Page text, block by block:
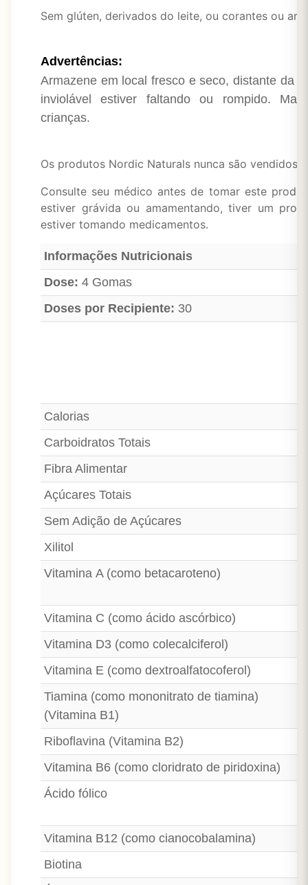
Sem glúten, derivados do leite, ou corantes ou
Advertências:
Armazene em local fresco e seco, distante da
inviolável estiver faltando ou rompido.
crianças.
Os produtos Nordic Naturals nunca são vendidos
Consulte seu médico antes de tomar este
estiver grávida ou amamentando, tiver um
estiver tomando medicamentos.
Informações Nutricionais
Dose: 4 Gomas
Doses por Recipiente: 30
Calorias
Carboidratos Totais
Fibra Alimentar
Açúcares Totais
Sem Adição de Açúcares
Xilitol
Vitamina A (como betacaroteno)
Vitamina C (como ácido ascórbico)
Vitamina D3 (como colecalciferol)
Vitamina E (como dextroalfatocoferol)
Tiamina (como mononitrato de tiamina)
(Vitamina B1)
Riboflavina (Vitamina B2)
Vitamina B6 (como cloridrato de piridoxina)
Ácido fólico
Vitamina B12 (como cianocobalamina)
Biotina